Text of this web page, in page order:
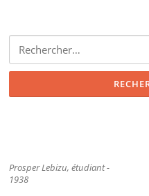
Prosper Lebizu, étudiant -
1938